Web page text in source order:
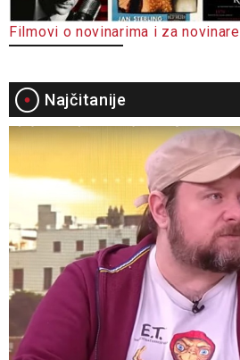
Filmovi o novinarima i za novinare
Najčitanije